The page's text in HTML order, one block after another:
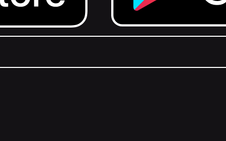
Get it on Google Play.